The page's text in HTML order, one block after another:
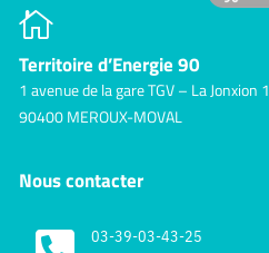

Territoire d’Energie 90
1 avenue de la gare TGV – La Jonxion 1
90400 MEROUX-MOVAL
Nous contacter
03-39-03-43-25